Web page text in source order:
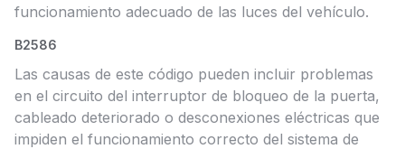
funcionamiento adecuado de las luces del vehículo.
B2586
Las causas de este código pueden incluir problemas
en el circuito del interruptor de bloqueo de la puerta,
cableado deteriorado o desconexiones eléctricas que
impiden el funcionamiento correcto del sistema de